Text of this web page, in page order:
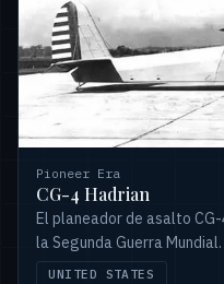
Pioneer Era
CG-4 Hadrian
El planeador de asalto
la Segunda Guerra
operaciones clave como
UNITED STATES